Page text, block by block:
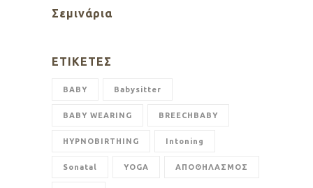
Σεμινάρια
ΕΤΙΚΈΤΕΣ
BABY Babysitter
BABY WEARING BREECHBABY
HYPNOBIRTHING Intoning
Sonatal YOGA ΑΠΟΘΗΛΑΣΜΟΣ